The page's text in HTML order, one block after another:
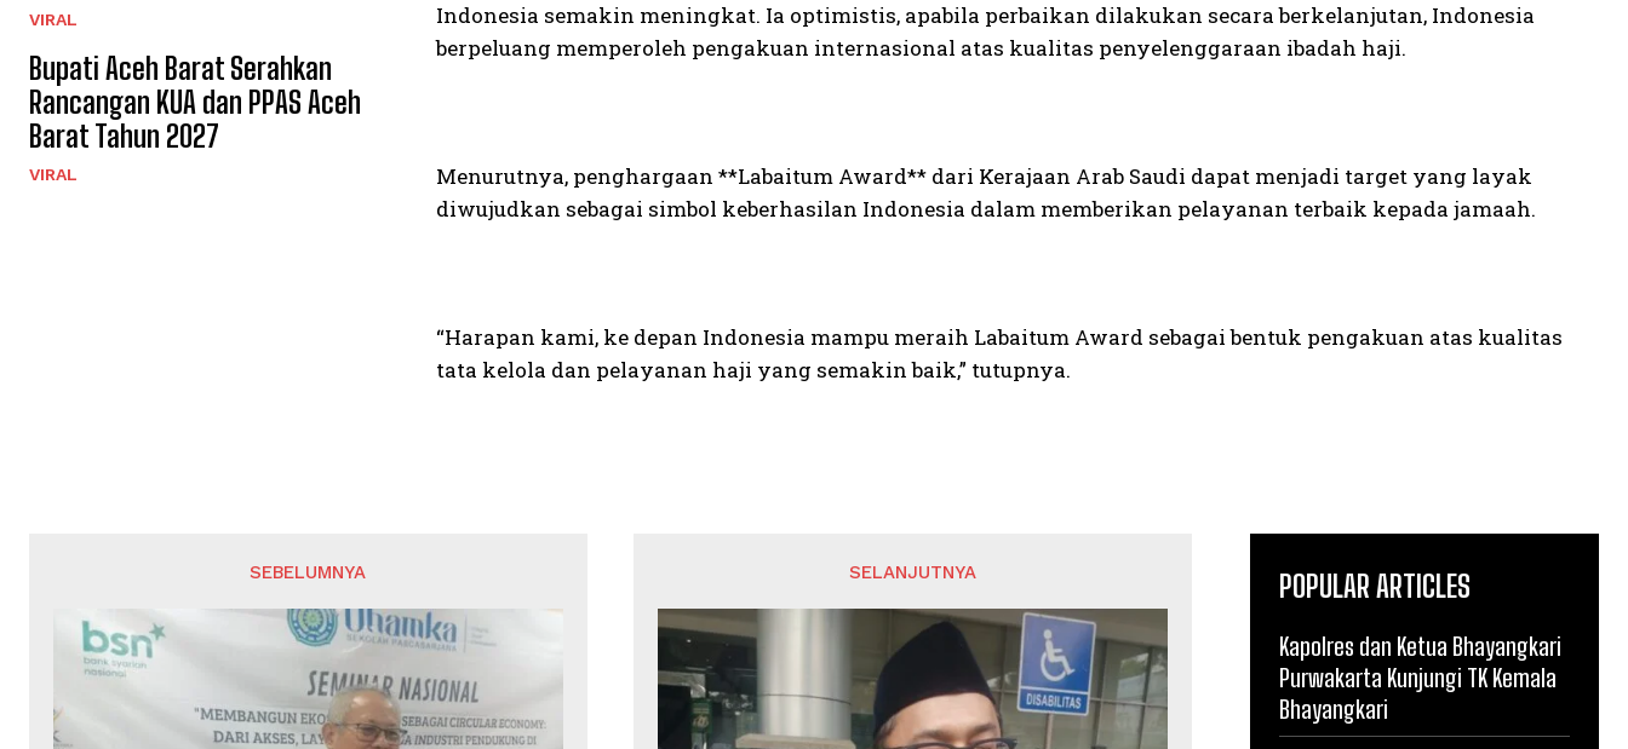
VIRAL
Bupati Aceh Barat Serahkan
Rancangan KUA dan PPAS Aceh
Barat Tahun 2027
VIRAL
Indonesia semakin meningkat. Ia optimistis, apabila perbaikan dilakukan secara berkelanjutan, Indonesia
berpeluang memperoleh pengakuan internasional atas kualitas penyelenggaraan ibadah haji.
Menurutnya, penghargaan **Labaitum Award** dari Kerajaan Arab Saudi dapat menjadi target yang layak
diwujudkan sebagai simbol keberhasilan Indonesia dalam memberikan pelayanan terbaik kepada jamaah.
“Harapan kami, ke depan Indonesia mampu meraih Labaitum Award sebagai bentuk pengakuan atas kualitas
tata kelola dan pelayanan haji yang semakin baik,” tutupnya.
SEBELUMNYA SELANJUTNYA POPULAR ARTICLES
Kapolres dan Ketua Bhayangkari
Purwakarta Kunjungi TK Kemala
Bhayangkari